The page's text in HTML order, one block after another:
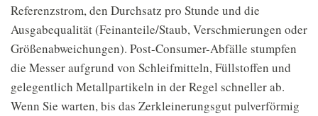
Referenzstrom, den Durchsatz pro Stunde und die
Ausgabequalität (Feinanteile/Staub, Verschmierungen oder
Größenabweichungen). Post-Consumer-Abfälle stumpfen
die Messer aufgrund von Schleifmitteln, Füllstoffen und
gelegentlich Metallpartikeln in der Regel schneller ab.
Wenn Sie warten, bis das Zerkleinerungsgut pulverförmig